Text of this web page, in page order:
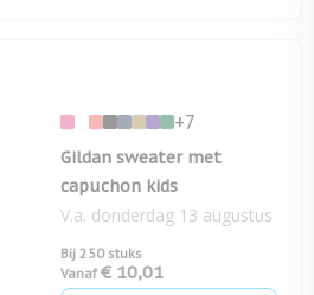
+7
Gildan sweater met
capuchon kids
V.a. donderdag 13 augustus
Bij 250 stuks
Vanaf € 10,01